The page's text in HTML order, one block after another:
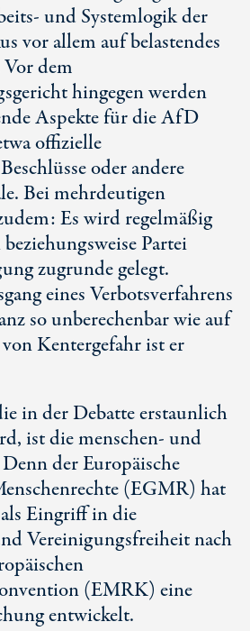
und Systemlogik der
vor allem auf belastendes
dem
hingegen werden
Aspekte für die AfD
offizielle
oder andere
Bei mehrdeutigen
Es wird regelmäßig
Partei
zugrunde gelegt.
eines Verbotsverfahrens
so unberechenbar wie auf
Kentergefahr ist er
in der Debatte erstaunlich
ist die menschen- und
der Europäische
(EGMR) hat
Eingriff in die
Vereinigungsfreiheit nach
(EMRK) eine
entwickelt.